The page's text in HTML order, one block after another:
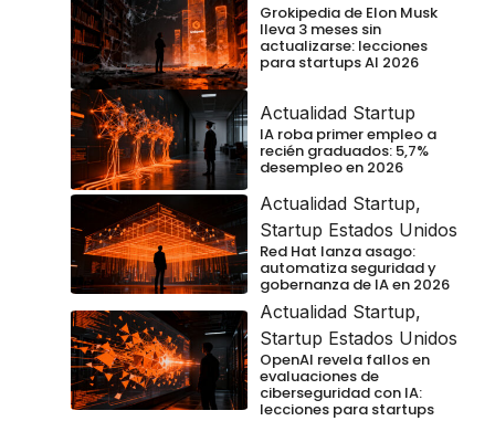
Grokipedia de Elon Musk
lleva 3 meses sin
actualizarse: lecciones
para startups AI 2026
Actualidad Startup
IA roba primer empleo a
recién graduados: 5,7%
desempleo en 2026
Actualidad Startup,
Startup Estados Unidos
Red Hat lanza asago:
automatiza seguridad y
gobernanza de IA en 2026
Actualidad Startup,
Startup Estados Unidos
OpenAI revela fallos en
evaluaciones de
ciberseguridad con IA:
lecciones para startups